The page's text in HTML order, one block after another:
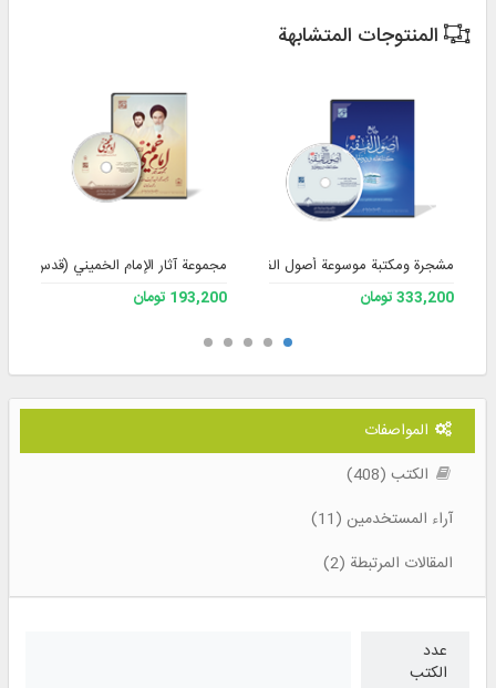
المنتوجات المتشابهة
مشجرة ومكتبة موسوعة أصول الفقه، الإصدار 3
333,200 تومان
مجموعة آثار الإمام الخميني (قدس سره)
193,200 تومان
المواصفات
الكتب (408)
آراء المستخدمين (11)
المقالات المرتبطة (2)
عدد
الكتب